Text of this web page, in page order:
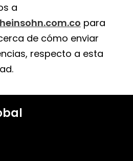
a
para
de cómo enviar
respecto a esta